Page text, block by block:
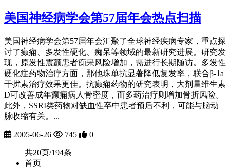
美国神经病学会第57届年会热点扫描
美国神经病学会第57届年会汇聚了全球神经疾病专家，重点探
讨了癫痫、多发性硬化、痴呆等领域的最新研究进展。研究发
现，原发性震颤患者痴呆风险增加，需进行长期随访。多发性
硬化症药物治疗方面，那他珠单抗显著降低复发率，联合β-1a
干扰素治疗效果更佳。抗癫痫药物的研究表明，大剂量维生素
D可改善成年癫痫病人骨密度，而多药治疗则增加骨折风险。
此外，SSRI类药物对缺血性卒中患者预后不利，可能与脑动
脉收缩有关。...
2005-06-26 745 0
共20页/194条
首页